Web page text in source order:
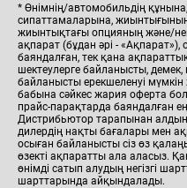
* Өнімнің/автомобильдің
сипаттамаларына,
жиынтықтағы опцияның және/
ақпарат (бұдан әрі -
баяндалған, тек қана
шектеулерге байланысты,
байланысты ерекшеленуі
бабына сәйкес жария оферта
прайс-парақтарда баяндалған
Дистрибьютор тарапынан алдын
дилердің нақты бағалары мен
осыған байланысты сіз өз
өзекті ақпаратты ала аласыз.
өнімді сатып алудың негізгі
шарттарында айқындалады.